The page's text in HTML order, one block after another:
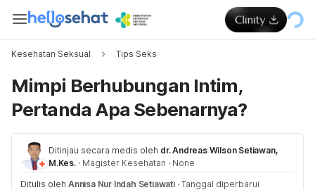
Kesehatan Seksual Tips Seks
Mimpi Berhubungan Intim,
Pertanda Apa Sebenarnya?
Ditinjau secara medis oleh dr. Andreas Wilson Setiawan,
M.Kes. · Magister Kesehatan · None
Ditulis oleh Annisa Nur Indah Setiawati · Tanggal diperbarui